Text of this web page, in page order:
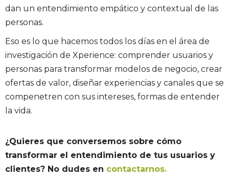
dan un entendimiento empático y contextual de las
personas.
Eso es lo que hacemos todos los días en el área de
investigación de Xperience: comprender usuarios y
personas para transformar modelos de negocio, crear
ofertas de valor, diseñar experiencias y canales que se
compenetren con sus intereses, formas de entender
la vida.
¿Quieres que conversemos sobre cómo
transformar el entendimiento de tus usuarios y
clientes? No dudes en contactarnos.